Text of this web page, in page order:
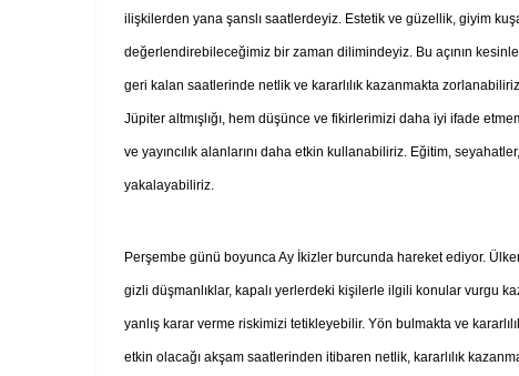
ilişkilerden yana şanslı saatlerdeyiz. Estetik ve güzellik, giyim
değerlendirebileceğimiz bir zaman dilimindeyiz. Bu açının
geri kalan saatlerinde netlik ve kararlılık kazanmakta
Jüpiter altmışlığı, hem düşünce ve fikirlerimizi daha iyi ifade
ve yayıncılık alanlarını daha etkin kullanabiliriz. Eğitim,
yakalayabiliriz.
Perşembe günü boyunca Ay İkizler burcunda hareket ediyor.
gizli düşmanlıklar, kapalı yerlerdeki kişilerle ilgili konular vurgu
yanlış karar verme riskimizi tetikleyebilir. Yön bulmakta ve
etkin olacağı akşam saatlerinden itibaren netlik, kararlılık